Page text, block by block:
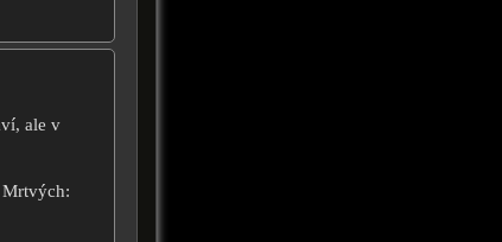
ale v
Mrtvých: